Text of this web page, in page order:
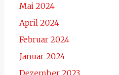
Mai 2024
April 2024
Februar 2024
Januar 2024
Dezember 2023